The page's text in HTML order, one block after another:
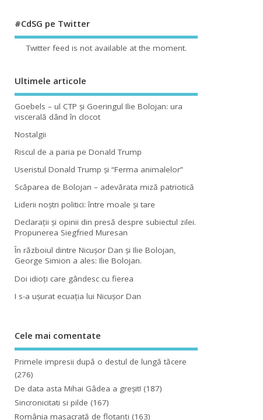
#CdSG pe Twitter
Twitter feed is not available at the moment.
Ultimele articole
Goebels – ul CTP şi Goeringul Ilie Bolojan: ura
viscerală dând în clocot
Nostalgii
Riscul de a paria pe Donald Trump
Useristul Donald Trump şi “Ferma animalelor”
Scăparea de Bolojan – adevărata miză patriotică
Liderii noştri politici: între moale şi tare
Declaraţii şi opinii din presă despre subiectul zilei.
Propunerea Siegfried Muresan
În războiul dintre Nicuşor Dan şi Ilie Bolojan,
George Simion a ales: Ilie Bolojan.
Doi idioţi care gândesc cu fierea
I s-a uşurat ecuaţia lui Nicuşor Dan
Cele mai comentate
Primele impresii după o destul de lungă tăcere
(276)
De data asta Mihai Gâdea a greşit! (187)
Sincronicitati si pilde (167)
România masacrată de flotanţi (163)